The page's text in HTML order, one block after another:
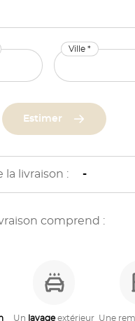
Ville *
Estimer
la livraison : -
comprend :
Un lavageextérieur Une